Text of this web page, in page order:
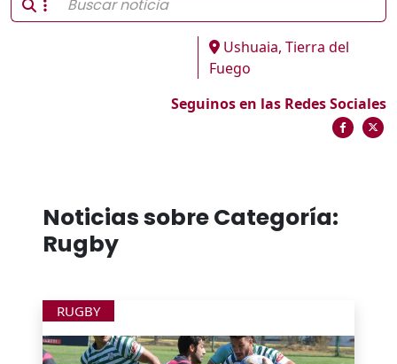
Ushuaia, Tierra del
Fuego
Seguinos en las Redes Sociales
Noticias sobre Categoría:
Rugby
RUGBY